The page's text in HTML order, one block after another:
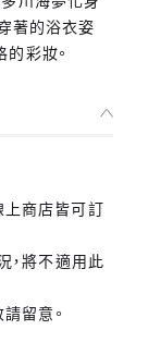
著的浴衣姿
彩妝。
商店皆可訂
，將不適用此
留意。